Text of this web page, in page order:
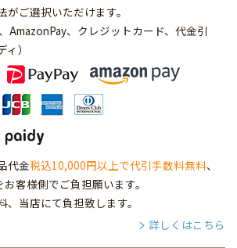
ご選択いただけます。
AmazonPay、クレジットカード、代金引
ィ ）
代金税込10,000円以上で代引手数料無料、
お客様側でご負担願います。
当店にて負担致します。
詳しくはこちら